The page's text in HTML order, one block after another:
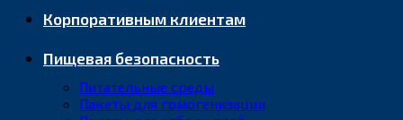
Корпоративным клиентам
Пищевая безопасность
Питательные среды
Пакеты для гомогенизации